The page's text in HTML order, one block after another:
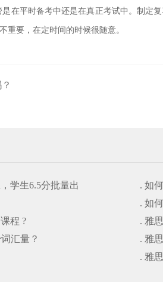
在平时备考中还是在真正考试中。制定
重要 ，在定时间的时候很随意。
学生6.5分批量出
. 如
. 如
程 ?
. 雅
汇量？
. 雅
. 雅